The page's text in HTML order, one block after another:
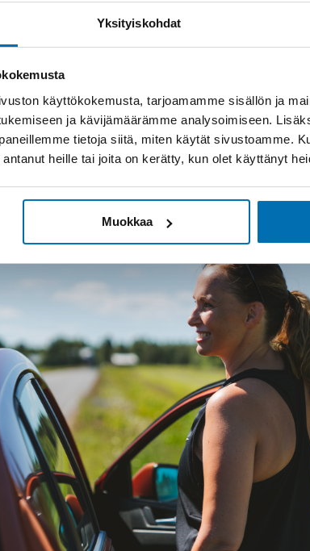
Yksityiskohdat
käyttökokemusta, tarjoamamme sisällön ja
ja kävijämäärämme analysoimiseen.
tietoja siitä, miten käytät sivustoamme.
heille tai joita on kerätty, kun olet käyttänyt
Muokkaa
sopivat aidosti hänen arkeensa.